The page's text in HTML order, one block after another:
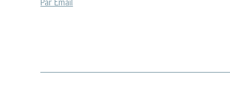
Par Email